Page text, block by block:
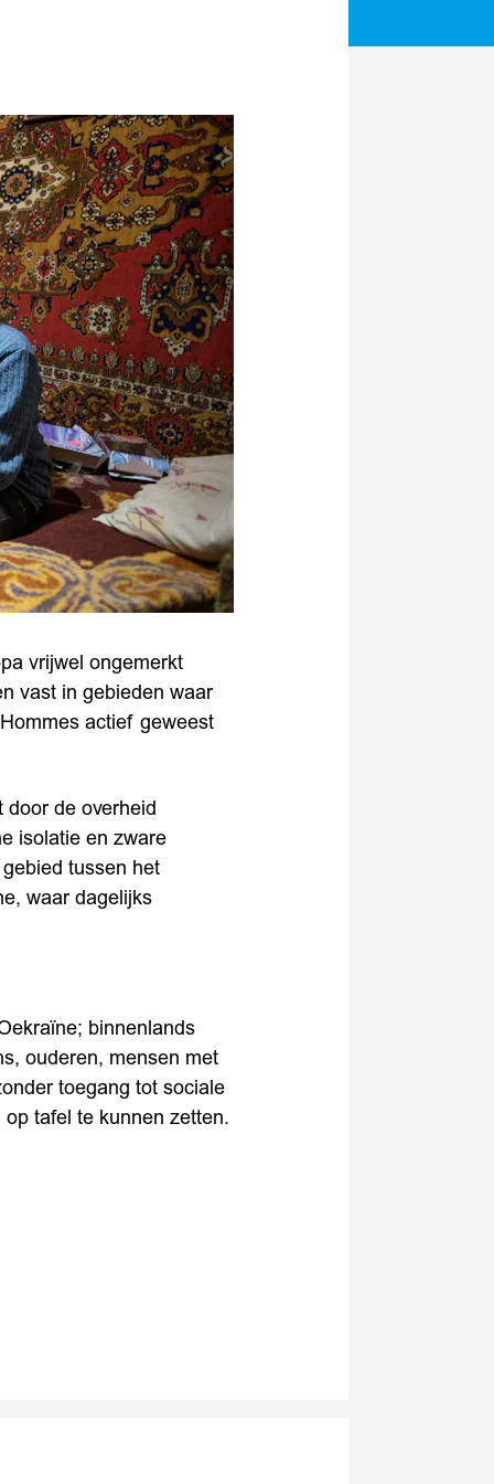
vrijwel ongemerkt
vast in gebieden waar
actief geweest
de overheid
isolatie en zware
tussen het
waar dagelijks
binnenlands
ouderen, mensen met
toegang tot sociale
tafel te kunnen zetten.